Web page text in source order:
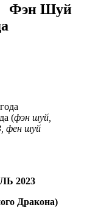
Фэн Шуй
(фэн шуй,
фен шуй
2023
Дракона)